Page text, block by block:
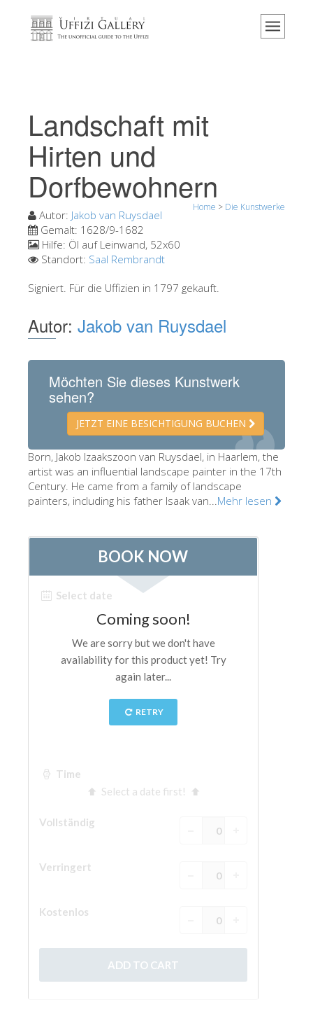
Home
Veranstaltungen & Ausstellungen
Besucher Bewertungen
Die Uffizien entdecken
Jetzt buchen
Virtuelle Tour
Die Künstler
Andere Museen
Galleria Accademia
Palatina Galerie
Medici Kapelle
San Marco Museum
Opificio delle Pietre Dure
Museo Galileo
The Arnolfo\'s tower
Vasari Corridor
Palazzo Vecchio
Santa Maria Novella
Landschaft mit
Hirten und
Dorfbewohnern
Home > Die Kunstwerke
Autor: Jakob van Ruysdael
Gemalt: 1628/9-1682
Hilfe: Öl auf Leinwand, 52x60
Standort: Saal Rembrandt
Signiert. Für die Uffizien in 1797 gekauft.
Autor: Jakob van Ruysdael
Möchten Sie dieses Kunstwerk
sehen?
JETZT EINE BESICHTIGUNG BUCHEN
Born, Jakob Izaakszoon van Ruysdael, in Haarlem, the
artist was an influential landscape painter in the 17th
Century. He came from a family of landscape
painters, including his father Isaak van...Mehr lesen